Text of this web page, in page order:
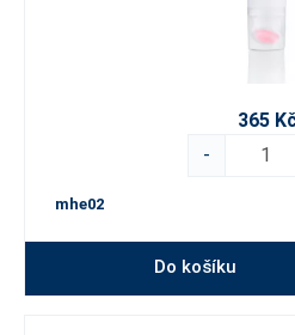
365
-
mhe02
Do košíku